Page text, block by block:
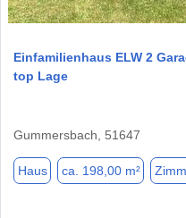
Einfamilienhaus ELW 2
top Lage
Gummersbach, 51647
Haus ca. 198,00 m²